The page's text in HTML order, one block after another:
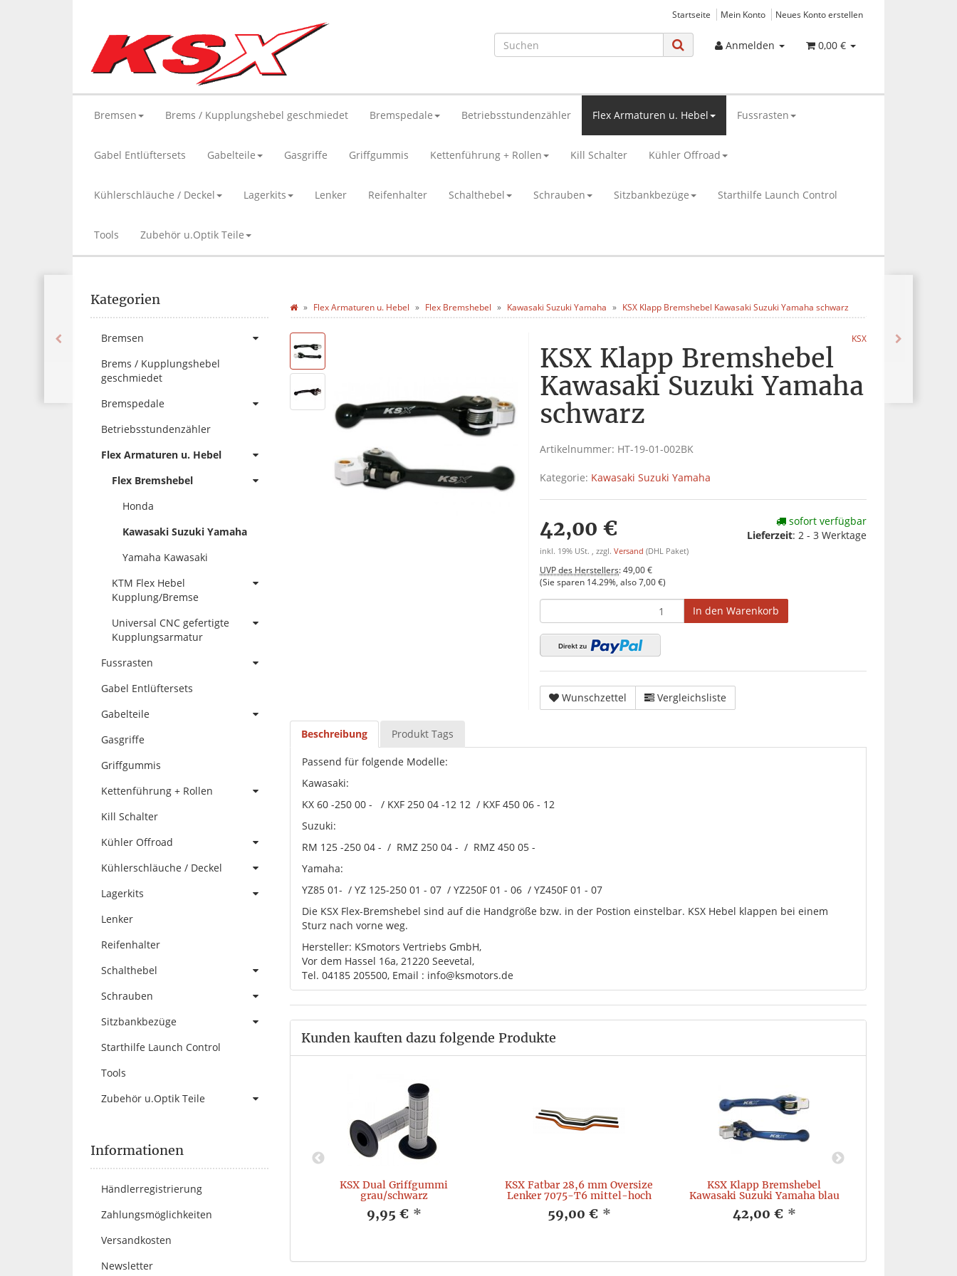
Startseite Mein Konto Neues Konto erstellen
Anmelden 0,00 €
Bremsen Brems / Kupplungshebel geschmiedet Bremspedale Betriebsstundenzähler Flex Armaturen u. Hebel Fussrasten
Gabel Entlüftersets Gabelteile Gasgriffe Griffgummis Kettenführung + Rollen Kill Schalter Kühler Offroad
Kühlerschläuche / Deckel Lagerkits Lenker Reifenhalter Schalthebel Schrauben Sitzbankbezüge Starthilfe Launch Control
Tools Zubehör u.Optik Teile
Flex Armaturen u. Hebel Flex Bremshebel Kawasaki Suzuki Yamaha KSX Klapp Bremshebel Kawasaki Suzuki Yamaha schwarz
KSX
KSX Klapp Bremshebel
Kawasaki Suzuki Yamaha
schwarz
Artikelnummer: HT-19-01-002BK
Kategorie: Kawasaki Suzuki Yamaha
42,00 €
inkl. 19% USt. , zzgl. Versand (DHL Paket)
UVP des Herstellers:49,00 €
(Sie sparen 14.29% , also7,00 €)
sofort verfügbar
Lieferzeit: 2 - 3 Werktage
In den Warenkorb
Wunschzettel Vergleichsliste
Beschreibung Produkt Tags
Passend für folgende Modelle:
Kawasaki:
KX 60 -250 00 - / KXF 250 04 -12 12 / KXF 450 06 - 12
Suzuki:
RM 125 -250 04 - / RMZ 250 04 - / RMZ 450 05 -
Yamaha:
YZ85 01- / YZ 125-250 01 - 07 / YZ250F 01 - 06 / YZ450F 01 - 07
Die KSX Flex-Bremshebel sind auf die Handgröße bzw. in der Postion einstelbar. KSX Hebel klappen bei einem
Sturz nach vorne weg.
Hersteller: KSmotors Vertriebs GmbH,
Vor dem Hassel 16a, 21220 Seevetal,
Tel. 04185 205500, Email : info@ksmotors.de
Kunden kauften dazu folgende Produkte
KSX Klapp Bremshebel Honda
07- rot
42,00 €
KSX Dual Griffgummi
grau/schwarz
9,95 € *
KSX Fatbar 28,6 mm Oversize
Lenker 7075-T6 mittel-hoch
59,00 € *
KSX Klapp Bremshebel
Kawasaki Suzuki Yamaha blau
42,00 € *
Kategorien
Bremsen
Brems / Kupplungshebel
geschmiedet
Bremspedale
Betriebsstundenzähler
Flex Armaturen u. Hebel
Flex Bremshebel
Honda
Kawasaki Suzuki Yamaha
Yamaha Kawasaki
KTM Flex Hebel
Kupplung/Bremse
Universal CNC gefertigte
Kupplungsarmatur
Fussrasten
Gabel Entlüftersets
Gabelteile
Gasgriffe
Griffgummis
Kettenführung + Rollen
Kill Schalter
Kühler Offroad
Kühlerschläuche / Deckel
Lagerkits
Lenker
Reifenhalter
Schalthebel
Schrauben
Sitzbankbezüge
Starthilfe Launch Control
Tools
Zubehör u.Optik Teile
Informationen
Händlerregistrierung
Zahlungsmöglichkeiten
Versandkosten
Newsletter